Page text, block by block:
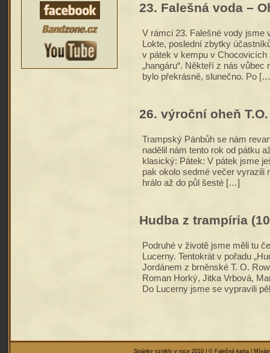
23. Falešná voda –
V rámci 23. Falešné vody jsme
Lokte, poslední zbytky
v pátek v kempu v
„hangáru“. Někteří z nás
bylo překrásně, slunečno. Po
26. výroční oheň
Trampský Pánbůh se nám
nadělil nám tento rok od pátku
klasický: Pátek: V pátek jsme
pak okolo sedmé večer vyrazili
hrálo až do půl šesté […]
Hudba z trampíria
Podruhé v životě jsme měli tu
Lucerny. Tentokrát v pořadu
Jordánem z brněnské T. O.
Roman Horký, Jitka Vrbová,
Do Lucerny jsme se vypravili
Stránky vznikly v roce 2010 | © Falešná karta |